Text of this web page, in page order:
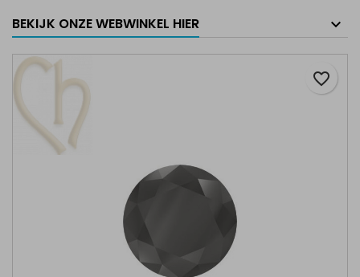
BEKIJK ONZE WEBWINKEL HIER
favorite_border